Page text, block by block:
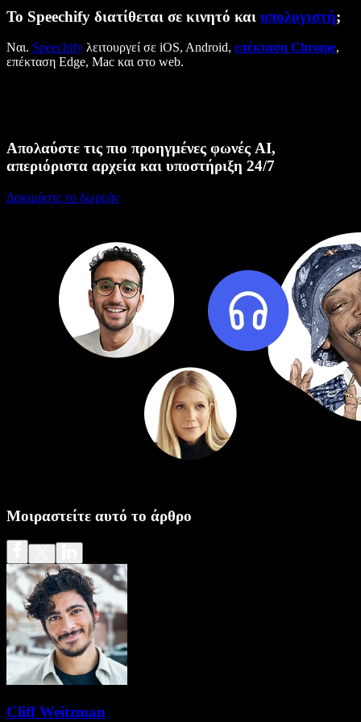
Το Speechify διατίθεται σε κινητό και υπολογιστή;
Ναι. Speechify λειτουργεί σε iOS, Android, επέκταση Chrome,
επέκταση Edge, Mac και στο web.
Απολαύστε τις πιο προηγμένες φωνές AI,
απεριόριστα αρχεία και υποστήριξη 24/7
Δοκιμάστε το δωρεάν
Μοιραστείτε αυτό το άρθρο
Cliff Weitzman